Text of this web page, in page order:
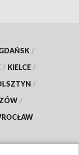
/
/ KIELCE /
/
/